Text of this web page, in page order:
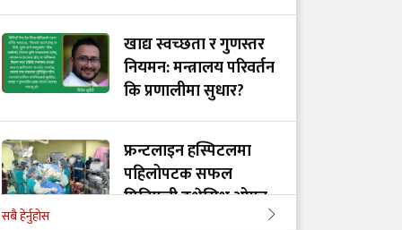
खाद्य स्वच्छता र गुणस्तर
नियमन: मन्त्रालय परिवर्तन
कि प्रणालीमा सुधार?
फ्रन्टलाइन हस्पिटलमा
पहिलोपटक सफल
मिनिमली इन्भेसिभ ओपन
सबै हेर्नुहोस